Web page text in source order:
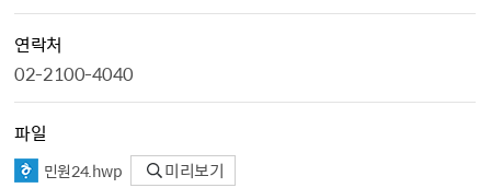
연락처
02-2100-4040
파일
민원24.hwp 미리보기